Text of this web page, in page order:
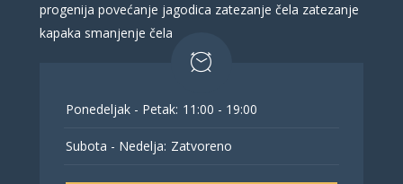
progenija povećanje jagodica zatezanje čela zatezanje
kapaka smanjenje čela
Ponedeljak - Petak: 11:00 - 19:00
Subota - Nedelja: Zatvoreno